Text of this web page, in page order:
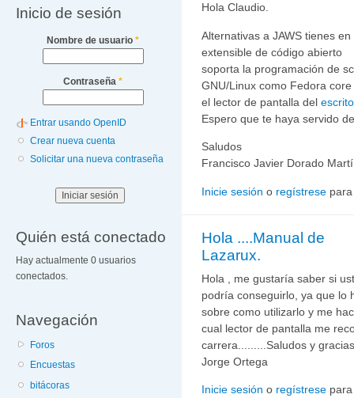
Inicio de sesión
Nombre de usuario *
Contraseña *
Entrar usando OpenID
Crear nueva cuenta
Solicitar una nueva contraseña
Quién está conectado
Hay actualmente 0 usuarios
conectados.
Navegación
Foros
Encuestas
bitácoras
Hola Claudio.
Alternativas a JAWS tienes
extensible de código abierto
soporta la programación de
GNU/Linux como Fedora
el lector de pantalla del
Espero que te haya servido
Saludos
Francisco Javier Dorado
Inicie sesión o regístrese
Hola ....Manual de
Lazarux.
Hola , me gustaría saber si
podría conseguirlo, ya que lo
sobre como utilizarlo y me
cual lector de pantalla me
carrera.........Saludos y
Jorge Ortega
Inicie sesión o regístrese